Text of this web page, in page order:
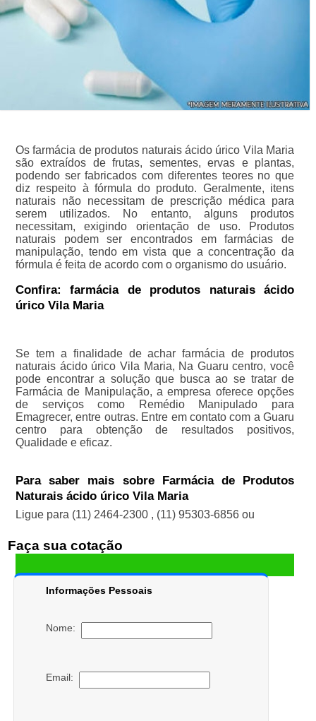
Os farmácia de produtos naturais ácido úrico Vila Maria
são extraídos de frutas, sementes, ervas e plantas,
podendo ser fabricados com diferentes teores no que
diz respeito à fórmula do produto. Geralmente, itens
naturais não necessitam de prescrição médica para
serem utilizados. No entanto, alguns produtos
necessitam, exigindo orientação de uso. Produtos
naturais podem ser encontrados em farmácias de
manipulação, tendo em vista que a concentração da
fórmula é feita de acordo com o organismo do usuário.
Confira: farmácia de produtos naturais ácido
úrico Vila Maria
Se tem a finalidade de achar farmácia de produtos
naturais ácido úrico Vila Maria, Na Guaru centro, você
pode encontrar a solução que busca ao se tratar de
Farmácia de Manipulação, a empresa oferece opções
de serviços como Remédio Manipulado para
Emagrecer, entre outras. Entre em contato com a Guaru
centro para obtenção de resultados positivos,
Qualidade e eficaz.
Para saber mais sobre Farmácia de Produtos
Naturais ácido úrico Vila Maria
Ligue para (11) 2464-2300 , (11) 95303-6856 ou
Faça sua cotação
Informações Pessoais
Nome:
Email: